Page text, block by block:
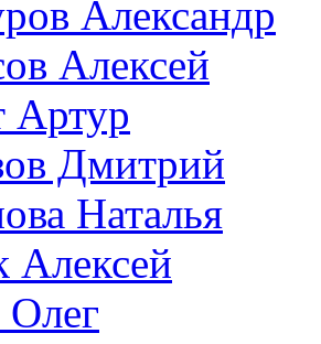
Александр
Алексей
Артур
Дмитрий
Наталья
Алексей
Олег